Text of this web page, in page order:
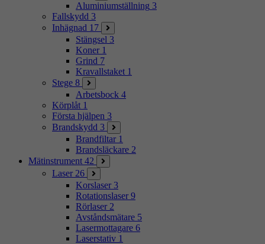
Aluminiumställning 3
Fallskydd 3
Inhägnad 17
Stängsel 3
Koner 1
Grind 7
Kravallstaket 1
Stege 8
Arbetsbock 4
Körplåt 1
Första hjälpen 3
Brandskydd 3
Brandfiltar 1
Brandsläckare 2
Mätinstrument 42
Laser 26
Korslaser 3
Rotationslaser 9
Rörlaser 2
Avståndsmätare 5
Lasermottagare 6
Laserstativ 1